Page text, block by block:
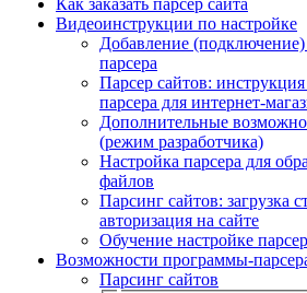
Видеоинструкции по настройке
Добавление (подключение)
парсера
Парсер сайтов:
парсера для интернет-
Дополнительные
(режим разработчика)
Настройка парсера для
файлов
Парсинг сайтов: загрузка
авторизация на сайте
Обучение настройке
Возможности программы-
Парсинг сайтов